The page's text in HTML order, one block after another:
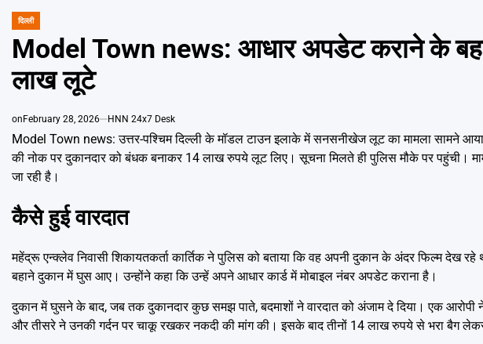
POSTED
IN
दिल्ली
Model Town news: आधार अपडेट कराने के
लाख लूटे
on February 28, 2026 HNN 24x7 Desk
Model Town news: उत्तर-पश्चिम दिल्ली के मॉडल टाउन इलाके में सनसनीखेज लूट का मामला सामने
की नोक पर दुकानदार को बंधक बनाकर 14 लाख रुपये लूट लिए। सूचना मिलते ही पुलिस मौके पर पहुंची।
जा रही है।
कैसे हुई वारदात
महेंद्रू एन्क्लेव निवासी शिकायतकर्ता कार्तिक ने पुलिस को बताया कि वह अपनी दुकान के अंदर फिल्म देख
बहाने दुकान में घुस आए। उन्होंने कहा कि उन्हें अपने आधार कार्ड में मोबाइल नंबर अपडेट कराना है।
दुकान में घुसने के बाद, जब तक दुकानदार कुछ समझ पाते, बदमाशों ने वारदात को अंजाम दे दिया। एक आरोपी
और तीसरे ने उनकी गर्दन पर चाकू रखकर नकदी की मांग की। इसके बाद तीनों 14 लाख रुपये से भरा बैग लेकर